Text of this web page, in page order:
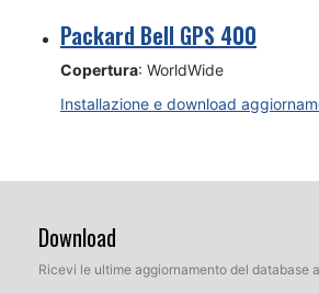
Packard Bell GPS 400
Copertura: WorldWide
Installazione e download
Download
Ricevi le ultime aggiornamento del database